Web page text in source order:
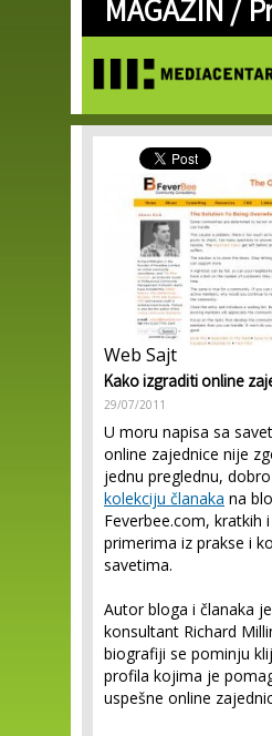
Skip to
main
MAGAZIN /
Web Sajt
Kako izgraditi online
29/07/2011
U moru napisa sa
online zajednice nije
jednu preglednu,
kolekciju članaka na
Feverbee.com, kratkih
primerima iz prakse i
savetima.
Autor bloga i članaka
konsultant Richard
biografiji se pominju
profila kojima je
uspešne online